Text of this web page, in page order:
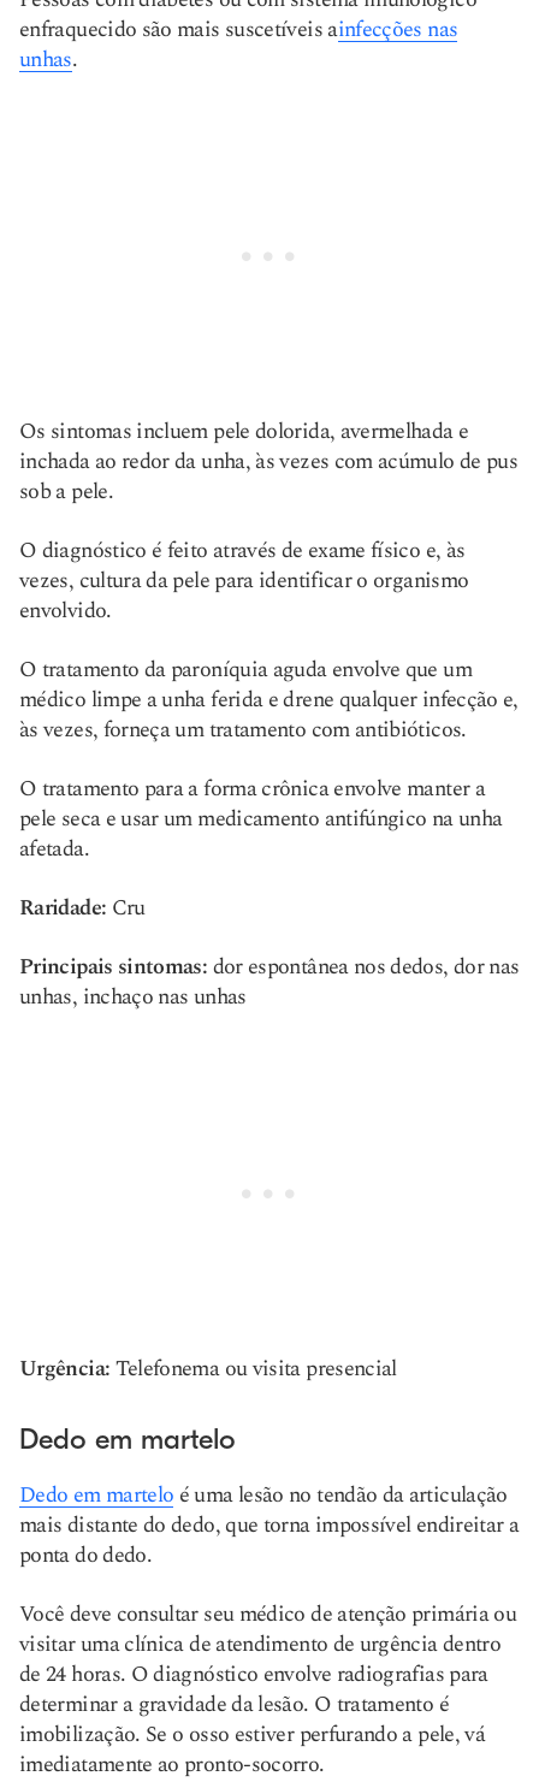
enfraquecido são mais suscetíveis ainfecções nas
unhas.
Os sintomas incluem pele dolorida, avermelhada e
inchada ao redor da unha, às vezes com acúmulo de pus
sob a pele.
O diagnóstico é feito através de exame físico e, às
vezes, cultura da pele para identificar o organismo
envolvido.
O tratamento da paroníquia aguda envolve que um
médico limpe a unha ferida e drene qualquer infecção e,
às vezes, forneça um tratamento com antibióticos.
O tratamento para a forma crônica envolve manter a
pele seca e usar um medicamento antifúngico na unha
afetada.
Raridade: Cru
Principais sintomas:dor espontânea nos dedos, dor nas
unhas, inchaço nas unhas
Urgência:Telefonema ou visita presencial
Dedo em martelo
Dedo em martelo é uma lesão no tendão da articulação
mais distante do dedo, que torna impossível endireitar a
ponta do dedo.
Você deve consultar seu médico de atenção primária ou
visitar uma clínica de atendimento de urgência dentro
de 24 horas. O diagnóstico envolve radiografias para
determinar a gravidade da lesão. O tratamento é
imobilização. Se o osso estiver perfurando a pele, vá
imediatamente ao pronto-socorro.